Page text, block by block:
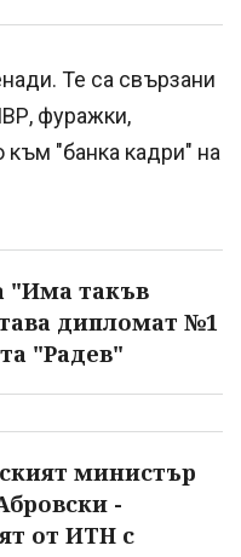
Те са свързани
фуражки,
към "банка кадри" на
"Има такъв
дипломат №1
"Радев"
министър
-
от ИТН с